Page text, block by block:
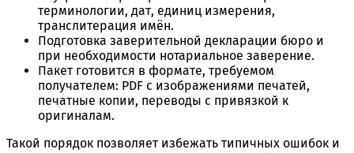
терминологии, дат, единиц измерения,
транслитерация имён.
Подготовка заверительной декларации бюро и
при необходимости нотариальное заверение.
Пакет готовится в формате, требуемом
получателем: PDF с изображениями печатей,
печатные копии, переводы с привязкой к
оригиналам.
Такой порядок позволяет избежать типичных ошибок и